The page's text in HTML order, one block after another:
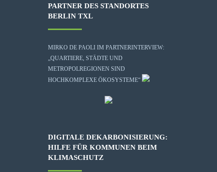
PARTNER DES STANDORTES
BERLIN TXL
MIRKO DE PAOLI IM PARTNERINTERVIEW:
„QUARTIERE, STÄDTE UND
METROPOLREGIONEN SIND
HOCHKOMPLEXE ÖKOSYSTEME“
DIGITALE DEKARBONISIERUNG:
HILFE FÜR KOMMUNEN BEIM
KLIMASCHUTZ